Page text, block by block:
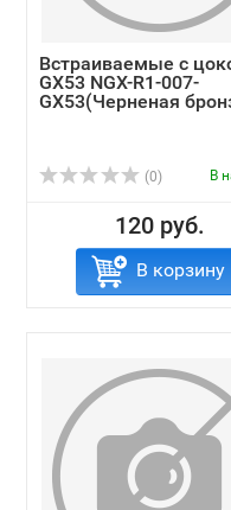
Встраиваемые с
GX53 NGX-R1-007-
GX53(Черненая
(0) В
120 руб.
В корзину